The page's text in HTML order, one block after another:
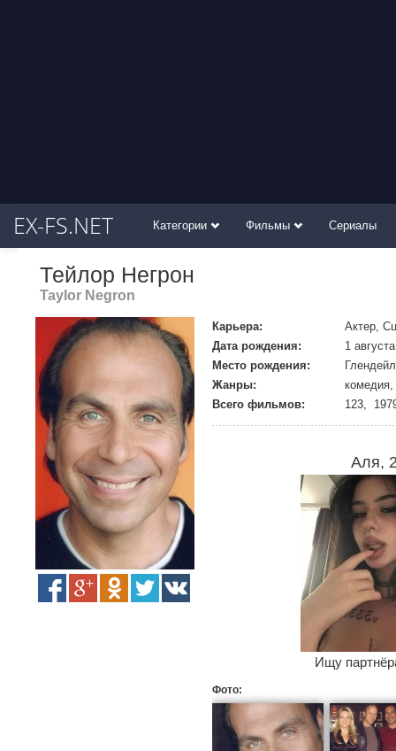
EX-FS.NET Категории Фильмы Сериалы
Тейлор Негрон
Taylor Negron
Карьера:
Актер,
Дата рождения:
1
Место рождения:
Жанры:
Всего фильмов:
123,
Аля,
Ищу
Фото: